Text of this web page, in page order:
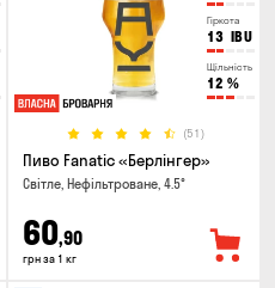
Гіркота
13 IBU
Щільність
12 %
(51)
Пиво Fanatic «Берлінгер»
Світле, Нефільтроване, 4.5°
60,90
грн за 1 кг